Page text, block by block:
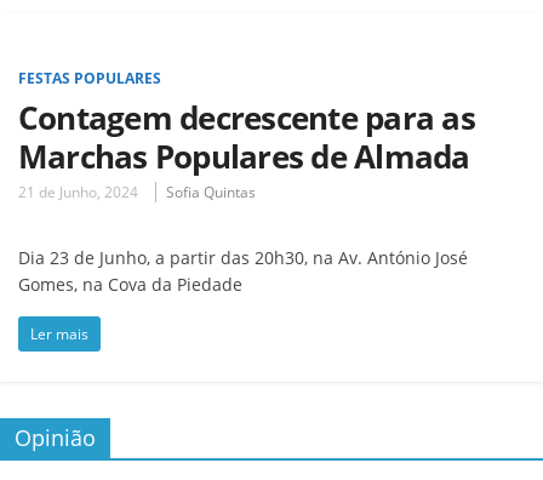
FESTAS POPULARES
Contagem decrescente para as
Marchas Populares de Almada
21 de Junho, 2024 Sofia Quintas
Dia 23 de Junho, a partir das 20h30, na Av. António José
Gomes, na Cova da Piedade
Ler mais
Opinião